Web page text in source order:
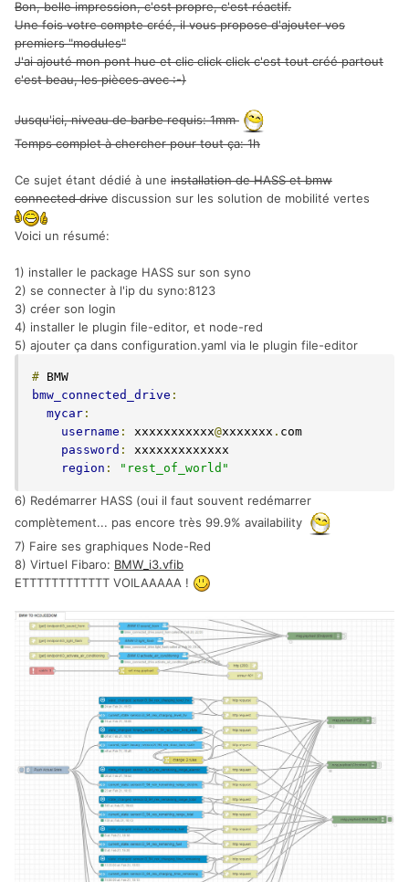
Bon, belle impression, c'est propre, c'est réactif.
Une fois votre compte créé, il vous propose d'ajouter vos
premiers "modules"
J'ai ajouté mon pont hue et clic click click c'est tout créé partout
c'est beau, les pièces avec :-)
Jusqu'ici, niveau de barbe requis: 1mm
Temps complet à chercher pour tout ça: 1h
Ce sujet étant dédié à une installation de HASS et bmw
connected drive discussion sur les solution de mobilité vertes
Voici un résumé:
1) installer le package HASS sur son syno
2) se connecter à l'ip du syno:8123
3) créer son login
4) installer le plugin file-editor, et node-red
5) ajouter ça dans configuration.yaml via le plugin file-editor
#
bmw_connected_drive :
mycar :
username : xxxxxxxxxxx@xxxxxxx . com
password :
xxxxxxxxxxxxx
region : "rest_of_world"
6) Redémarrer HASS (oui il faut souvent redémarrer
complètement... pas encore très 99.9% availability
7) Faire ses graphiques Node-Red
8) Virtuel Fibaro: BMW_i3.vfib
ETTTTTTTTTTTT VOILAAAAA !